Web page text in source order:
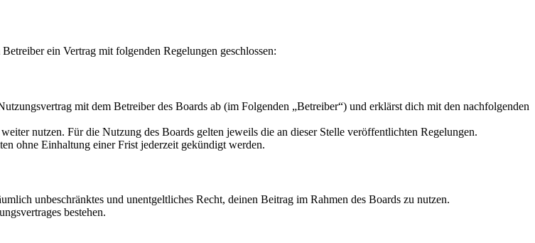
ein Vertrag mit folgenden Regelungen geschlossen:
mit dem Betreiber des Boards ab (im Folgenden „Betreiber“) und erklärst dich mit den nachfolgenden
nutzen. Für die Nutzung des Boards gelten jeweils die an dieser Stelle veröffentlichten Regelungen.
ohne Einhaltung einer Frist jederzeit gekündigt werden.
unbeschränktes und unentgeltliches Recht, deinen Beitrag im Rahmen des Boards zu nutzen.
bestehen.